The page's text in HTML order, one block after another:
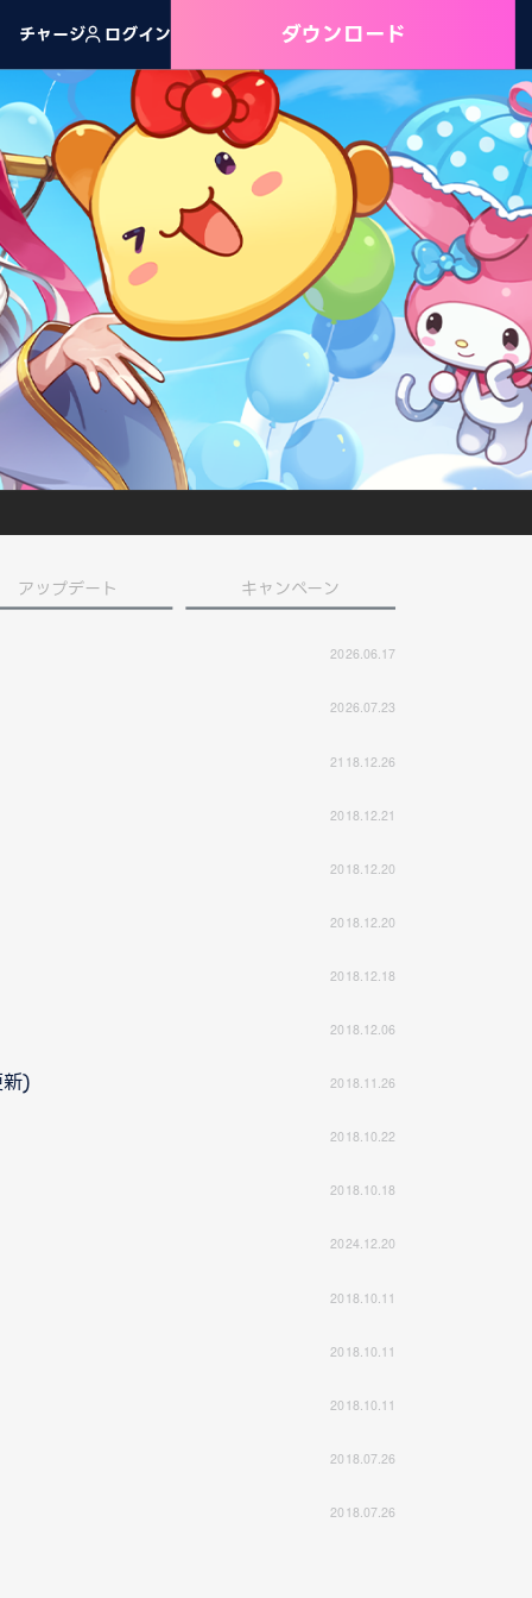
チャージ ログイン ダウンロード
アップデート キャンペーン
2026.06.17
2026.07.23
2118.12.26
2018.12.21
2018.12.20
2018.12.20
2018.12.18
2018.12.06
) 2018.11.26
2018.10.22
2018.10.18
2024.12.20
2018.10.11
2018.10.11
2018.10.11
2018.07.26
2018.07.26